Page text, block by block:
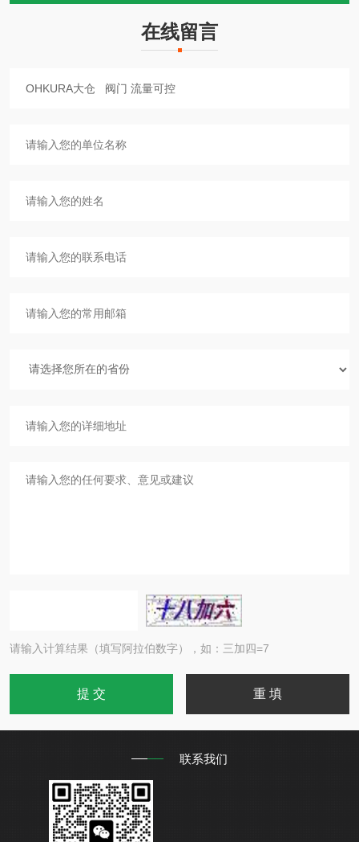
在线留言
请输入计算结果（填写阿拉伯数字），如：三加四=7
联系我们